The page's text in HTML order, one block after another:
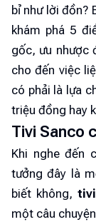
bỉ như lời đồn?
khám phá 5
gốc, ưu nhược
cho đến việc
có phải là lựa
triệu đồng hay
Tivi Sanco
Khi nghe đến
tưởng đây là
biết không,
một câu